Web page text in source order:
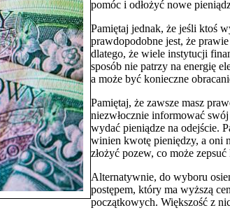
pomóc i odłożyć nowe
Pamiętaj jednak, że jeśli ktoś
prawdopodobne jest, że
dlatego, że wiele instytucji
sposób nie patrzy na energię
a może być konieczne
Pamiętaj, że zawsze masz
niezwłocznie informować
wydać pieniądze na odejście.
winien kwotę pieniędzy, a oni
złożyć pozew, co może zepsuć
Alternatywnie, do wyboru
postępem, który ma wyższą
początkowych. Większość z